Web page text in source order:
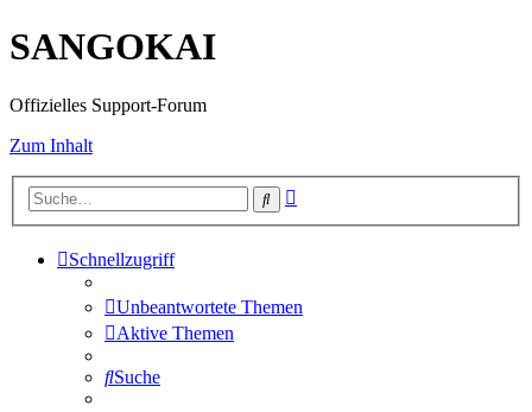
SANGOKAI
Offizielles Support-Forum
Zum Inhalt
Suche
Schnellzugriff
Unbeantwortete Themen
Aktive Themen
Suche